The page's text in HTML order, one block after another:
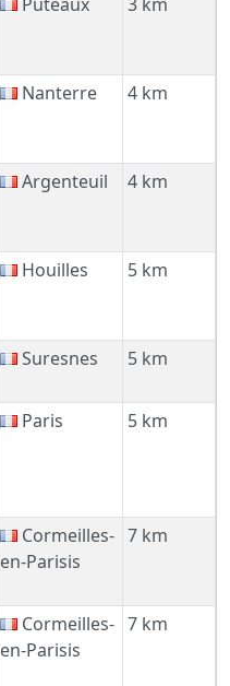
Nanterre 4 km
Argenteuil 4 km
Houilles 5 km
Suresnes 5 km
Paris 5 km
Cormeilles-
en-Parisis
7 km
Cormeilles-
en-Parisis
7 km